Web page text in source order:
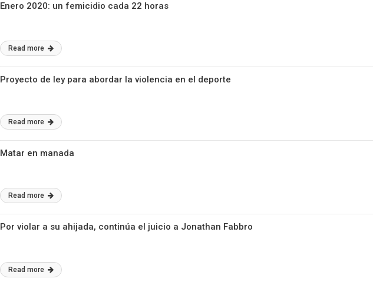
Enero 2020: un femicidio cada 22 horas
Read more
Proyecto de ley para abordar la violencia en el deporte
Read more
Matar en manada
Read more
Por violar a su ahijada, continúa el juicio a Jonathan Fabbro
Read more